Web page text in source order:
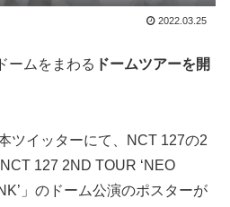
2022.03.25
ームをまわる ドームツアーを開
ツイッターにて、NCT 127の2
127 2ND TOUR ‘NEO
」のドーム公演のポスターが